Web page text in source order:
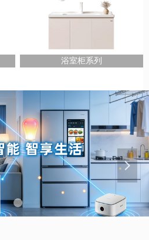
浴室柜系列
넲